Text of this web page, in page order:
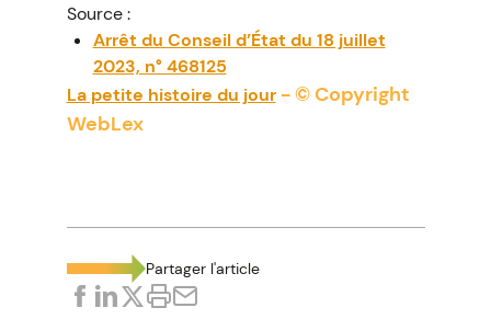
Source :
Arrêt du Conseil d’État du 18 juillet
2023, n° 468125
La petite histoire du jour- © Copyright
WebLex
Partager l'article